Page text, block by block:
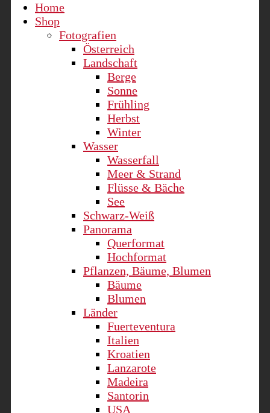
Home
Shop
Fotografien
Österreich
Landschaft
Berge
Sonne
Frühling
Herbst
Winter
Wasser
Wasserfall
Meer & Strand
Flüsse & Bäche
See
Schwarz-Weiß
Panorama
Querformat
Hochformat
Pflanzen, Bäume, Blumen
Bäume
Blumen
Länder
Fuerteventura
Italien
Kroatien
Lanzarote
Madeira
Santorin
USA